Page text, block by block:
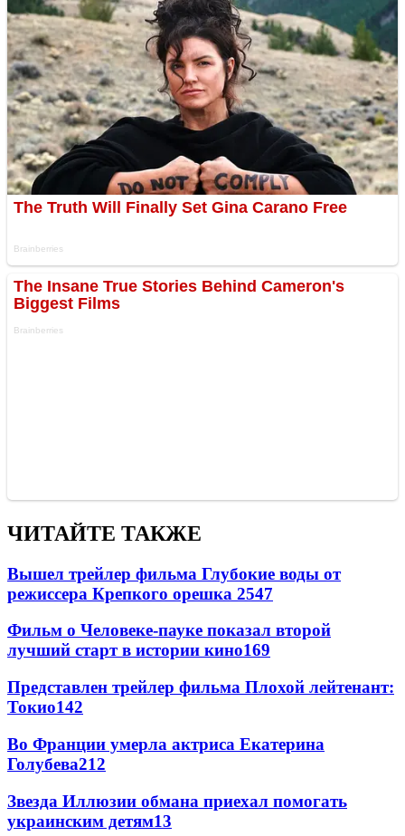
ЧИТАЙТЕ ТАКЖЕ
Вышел трейлер фильма Глубокие воды от
режиссера Крепкого орешка 2547
Фильм о Человеке-пауке показал второй
лучший старт в истории кино169
Представлен трейлер фильма Плохой лейтенант:
Токио142
Во Франции умерла актриса Екатерина
Голубева212
Звезда Иллюзии обмана приехал помогать
украинским детям13